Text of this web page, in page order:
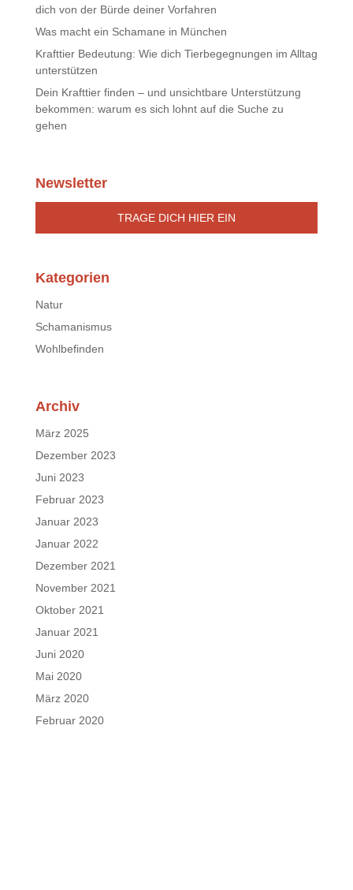
dich von der Bürde deiner Vorfahren
Was macht ein Schamane in München
Krafttier Bedeutung: Wie dich Tierbegegnungen im Alltag
unterstützen
Dein Krafttier finden – und unsichtbare Unterstützung
bekommen: warum es sich lohnt auf die Suche zu
gehen
Newsletter
TRAGE DICH HIER EIN
Kategorien
Natur
Schamanismus
Wohlbefinden
Archiv
März 2025
Dezember 2023
Juni 2023
Februar 2023
Januar 2023
Januar 2022
Dezember 2021
November 2021
Oktober 2021
Januar 2021
Juni 2020
Mai 2020
März 2020
Februar 2020